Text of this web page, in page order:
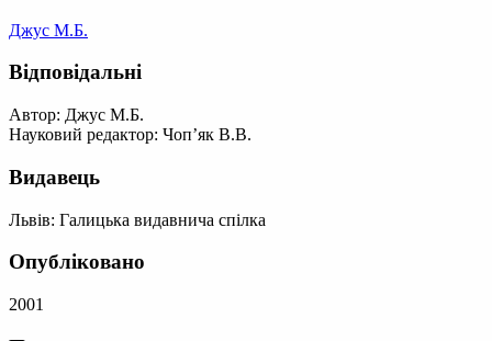
Джус М.Б.
Відповідальні
Автор: Джус М.Б.
Науковий редактор: Чоп’як В.В.
Видавець
Львів: Галицька видавнича спілка
Опубліковано
2001